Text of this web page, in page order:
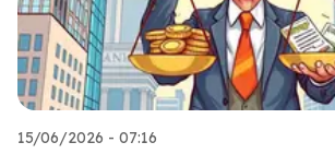
15/06/2026 - 07:16